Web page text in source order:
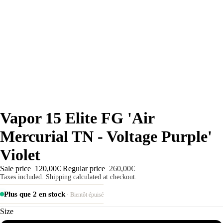
Vapor 15 Elite FG 'Air
Mercurial TN - Voltage Purple'
Violet
Sale price 120,00€ Regular price 260,00€
Taxes included. Shipping calculated at checkout.
Plus que 2 en stock· Bientôt épuisé
Size